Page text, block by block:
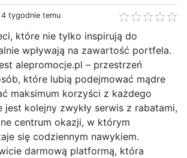
tygodnie temu
które nie tylko inspirują do
wpływają na zawartość portfela.
alepromocje.pl – przestrzeń
które lubią podejmować mądre
maksimum korzyści z każdego
jest kolejny zwykły serwis z rabatami,
centrum okazji, w którym
się codziennym nawykiem.
darmową platformą, która